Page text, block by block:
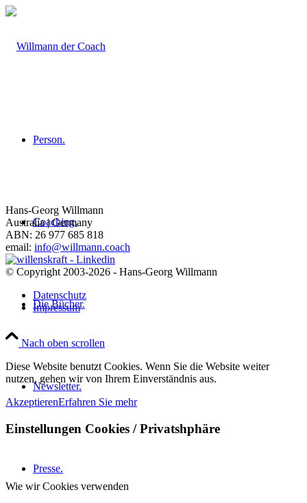
Person.
Coaching.
Die Bücher.
Newsletter.
Presse.
Hans-Georg Willmann
Australia | Germany
ABN: 26 977 685 818
email: info@willmann.coach
© Copyright 2003-2026 - Hans-Georg Willmann
Datenschutz
Impressum
Nach oben scrollen
Diese Website benutzt Cookies. Wenn Sie die Website weiter
nutzen, gehen wir von Ihrem Einverständnis aus.
AkzeptierenErfahren Sie mehr
Einstellungen Cookies / Privatshphäre
Wie wir Cookies verwenden